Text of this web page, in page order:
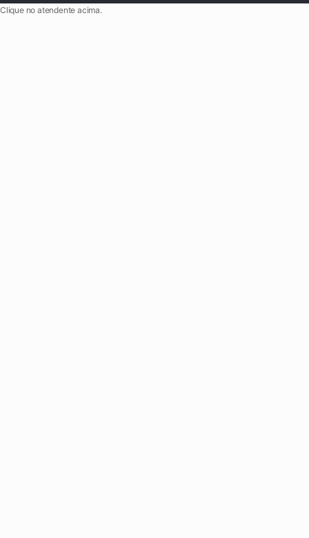
Clique no atendente acima.